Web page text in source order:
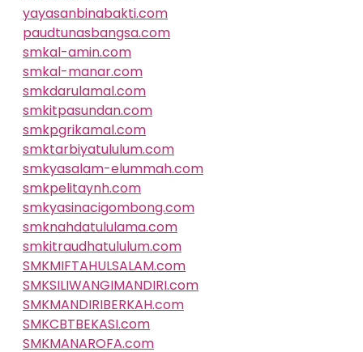
yayasanbinabakti.com
paudtunasbangsa.com
smkal-amin.com
smkal-manar.com
smkdarulamal.com
smkitpasundan.com
smkpgrikamal.com
smktarbiyatululum.com
smkyasalam-elummah.com
smkpelitaynh.com
smkyasinacigombong.com
smknahdatululama.com
smkitraudhatululum.com
SMKMIFTAHULSALAM.com
SMKSILIWANGIMANDIRI.com
SMKMANDIRIBERKAH.com
SMKCBTBEKASI.com
SMKMANAROFA.com